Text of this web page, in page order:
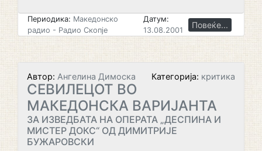
Периодика: Македонско
радио - Радио Скопје
Датум:
13.08.2001
Повеќе...
Автор: Ангелина Димоска Категорија: критика
СЕВИЛЕЦОТ ВО
МАКЕДОНСКА ВАРИЈАНТА
ЗА ИЗВЕДБАТА НА ОПЕРАТА „ДЕСПИНА И
МИСТЕР ДОКС“ ОД ДИМИТРИЈЕ
БУЖАРОВСКИ